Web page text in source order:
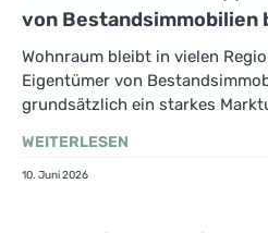
von Bestandsimmobilien
Wohnraum bleibt in vielen
Eigentümer von
grundsätzlich ein starkes
WEITERLESEN
10. Juni 2026